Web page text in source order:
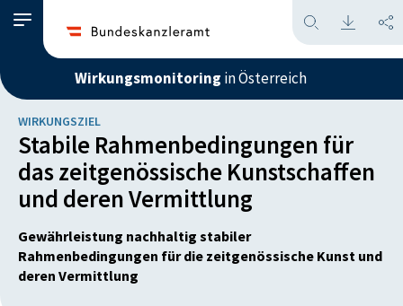
Wirkungsmonitoring in Österreich
WIRKUNGSZIEL
Stabile Rahmenbedingungen für
das zeitgenössische Kunstschaffen
und deren Vermittlung
Gewährleistung nachhaltig stabiler
Rahmenbedingungen für die zeitgenössische Kunst und
deren Vermittlung